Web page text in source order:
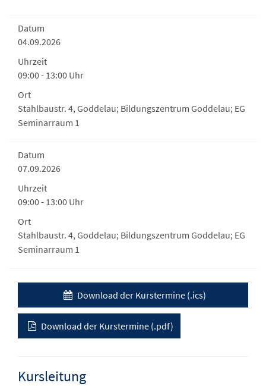
Datum
04.09.2026
Uhrzeit
09:00 - 13:00 Uhr
Ort
Stahlbaustr. 4, Goddelau; Bildungszentrum Goddelau; EG
Seminarraum 1
Datum
07.09.2026
Uhrzeit
09:00 - 13:00 Uhr
Ort
Stahlbaustr. 4, Goddelau; Bildungszentrum Goddelau; EG
Seminarraum 1
Download der Kurstermine (.ics)
Download der Kurstermine (.pdf)
Kursleitung